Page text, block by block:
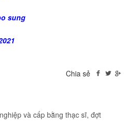
sung
Chia sẻ
và cấp bằng thạc sĩ, đợt